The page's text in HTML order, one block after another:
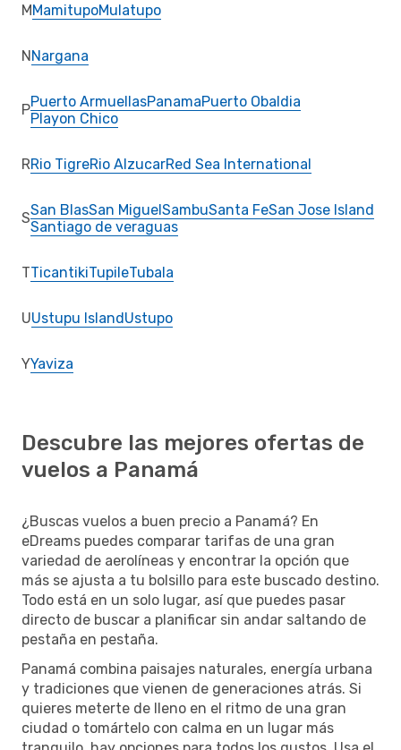
MMamitupoMulatupo
NNargana
PPuerto ArmuellasPanamaPuerto Obaldia
Playon Chico
RRio TigreRio AlzucarRed Sea International
SSan BlasSan MiguelSambuSanta FeSan Jose Island
Santiago de veraguas
TTicantikiTupileTubala
UUstupu IslandUstupo
YYaviza
Descubre las mejores ofertas de
vuelos a Panamá
¿Buscas vuelos a buen precio a Panamá? En
eDreams puedes comparar tarifas de una gran
variedad de aerolíneas y encontrar la opción que
más se ajusta a tu bolsillo para este buscado destino.
Todo está en un solo lugar, así que puedes pasar
directo de buscar a planificar sin andar saltando de
pestaña en pestaña.
Panamá combina paisajes naturales, energía urbana
y tradiciones que vienen de generaciones atrás. Si
quieres meterte de lleno en el ritmo de una gran
ciudad o tomártelo con calma en un lugar más